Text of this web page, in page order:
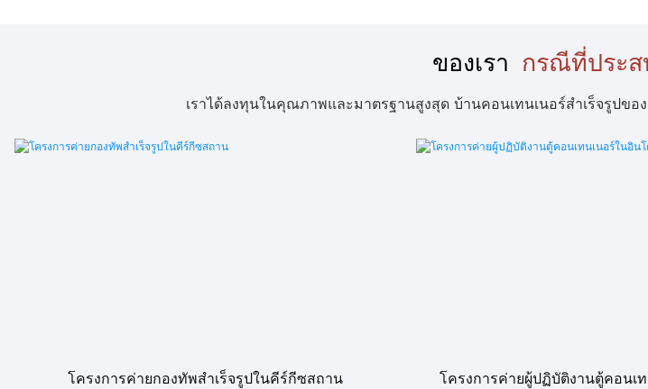
ของเรา กรณีที่ประส
เราได้ลงทุนในคุณภาพและมาตรฐานสูงสุด บ้านคอนเทนเนอร์สำเร็จรูปข
โครงการค่ายกองทัพสำเร็จรูปในคีร์กีซสถาน โครงการค่ายผู้ปฏิบัติงานตู้คอนเ